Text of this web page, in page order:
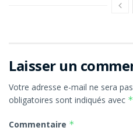
Laisser un
Votre adresse e-mail ne sera
obligatoires sont indiqués avec *
Commentaire *